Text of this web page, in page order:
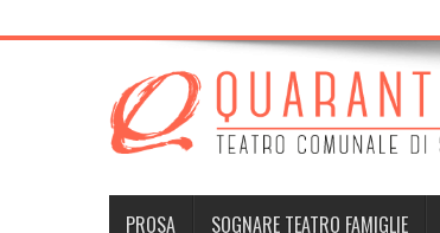
PROSA SOGNARE TEATRO FAMIGLIE